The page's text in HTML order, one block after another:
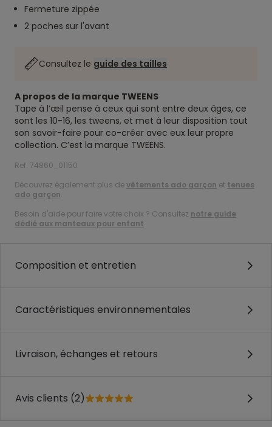
Fermeture zippée
2 poches sur l'avant
Consultez le guide des tailles
A propos de la marque TWEENS
Tape à l’œil pense à ceux qui sont entre deux âges, ce
sont les 10-16, les tweens, et met à leur disposition tout
son savoir-faire pour co-créer avec eux leur propre
collection. C’est la marque TWEENS.
Ref. 74860_01150
Découvrez également plus devêtements ado garçon et tenues
ado garçon.
Besoin d'aide pour faire votre choix ? Consultez notre guide
dédié aux manteaux pour enfant.
Composition et entretien
Caractéristiques environnementales
Livraison, échanges et retours
Avis clients (2)